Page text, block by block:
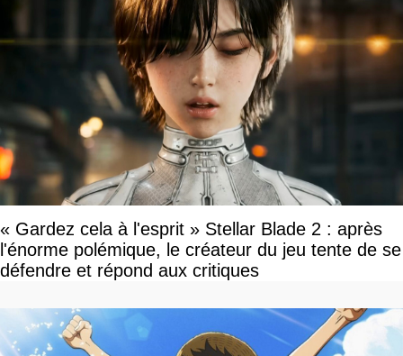
« Gardez cela à l'esprit » Stellar Blade 2 : après
l'énorme polémique, le créateur du jeu tente de se
défendre et répond aux critiques